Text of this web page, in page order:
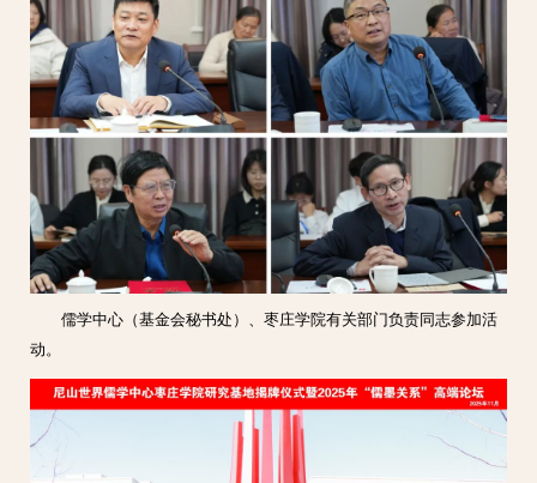
儒学中心（基金会秘书处）、枣庄学院有关部门负责同志参加活
动。